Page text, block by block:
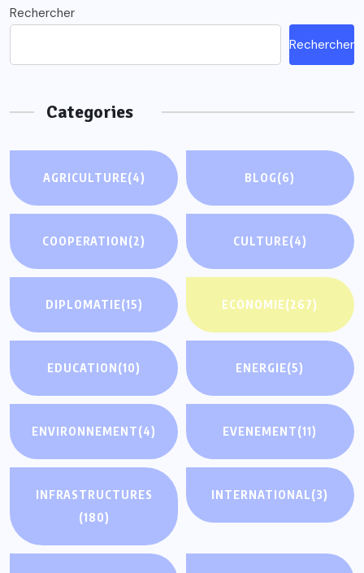
Rechercher
Rechercher
Categories
AGRICULTURE(4) BLOG(6)
COOPERATION(2) CULTURE(4)
DIPLOMATIE(15) ECONOMIE(267)
EDUCATION(10) ENERGIE(5)
ENVIRONNEMENT(4) EVENEMENT(11)
INFRASTRUCTURES
(180)
INTERNATIONAL(3)